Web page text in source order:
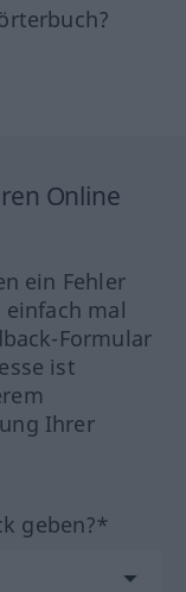
Online
ein Fehler
mal
Formular
ist
Ihrer
geben?*